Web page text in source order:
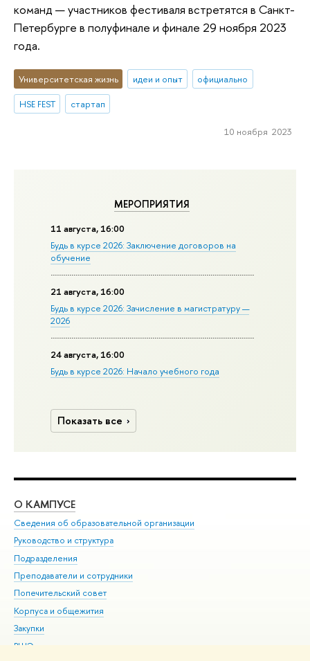
МЕРОПРИЯТИЯ
11 августа, 16:00
Будь в курсе 2026: Заключение договоров на
обучение
21 августа, 16:00
Будь в курсе 2026: Зачисление в магистратуру —
2026
24 августа, 16:00
Будь в курсе 2026: Начало учебного года
Показать все
команд — участников фестиваля встретятся в Санкт-
Петербурге в полуфинале и финале 29 ноября 2023
года.
Университетская жизнь идеи и опыт
официально
HSE FEST
стартап
10 ноября 2023
О КАМПУСЕ
Сведения об образовательной организации
Руководство и структура
Подразделения
Преподаватели и сотрудники
Попечительский совет
Корпуса и общежития
Закупки
ВШЭ для студентов с ограниченными возможностями